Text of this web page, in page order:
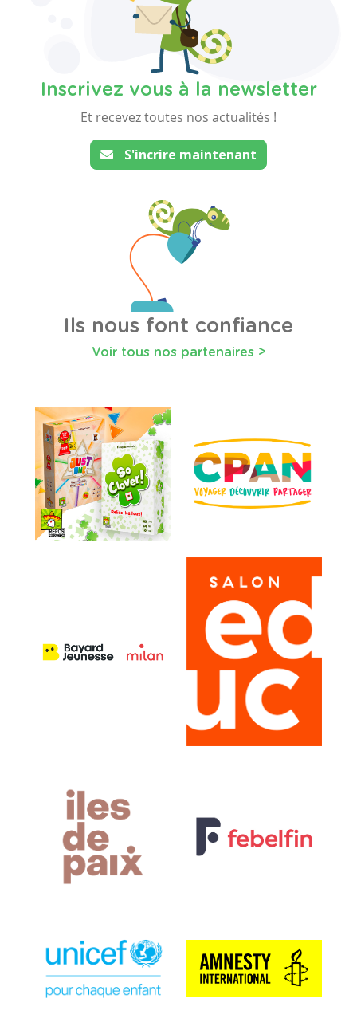
Inscrivez vous à la newsletter
Et recevez toutes nos actualités !
S'incrire maintenant
Ils nous font confiance
Voir tous nos partenaires >